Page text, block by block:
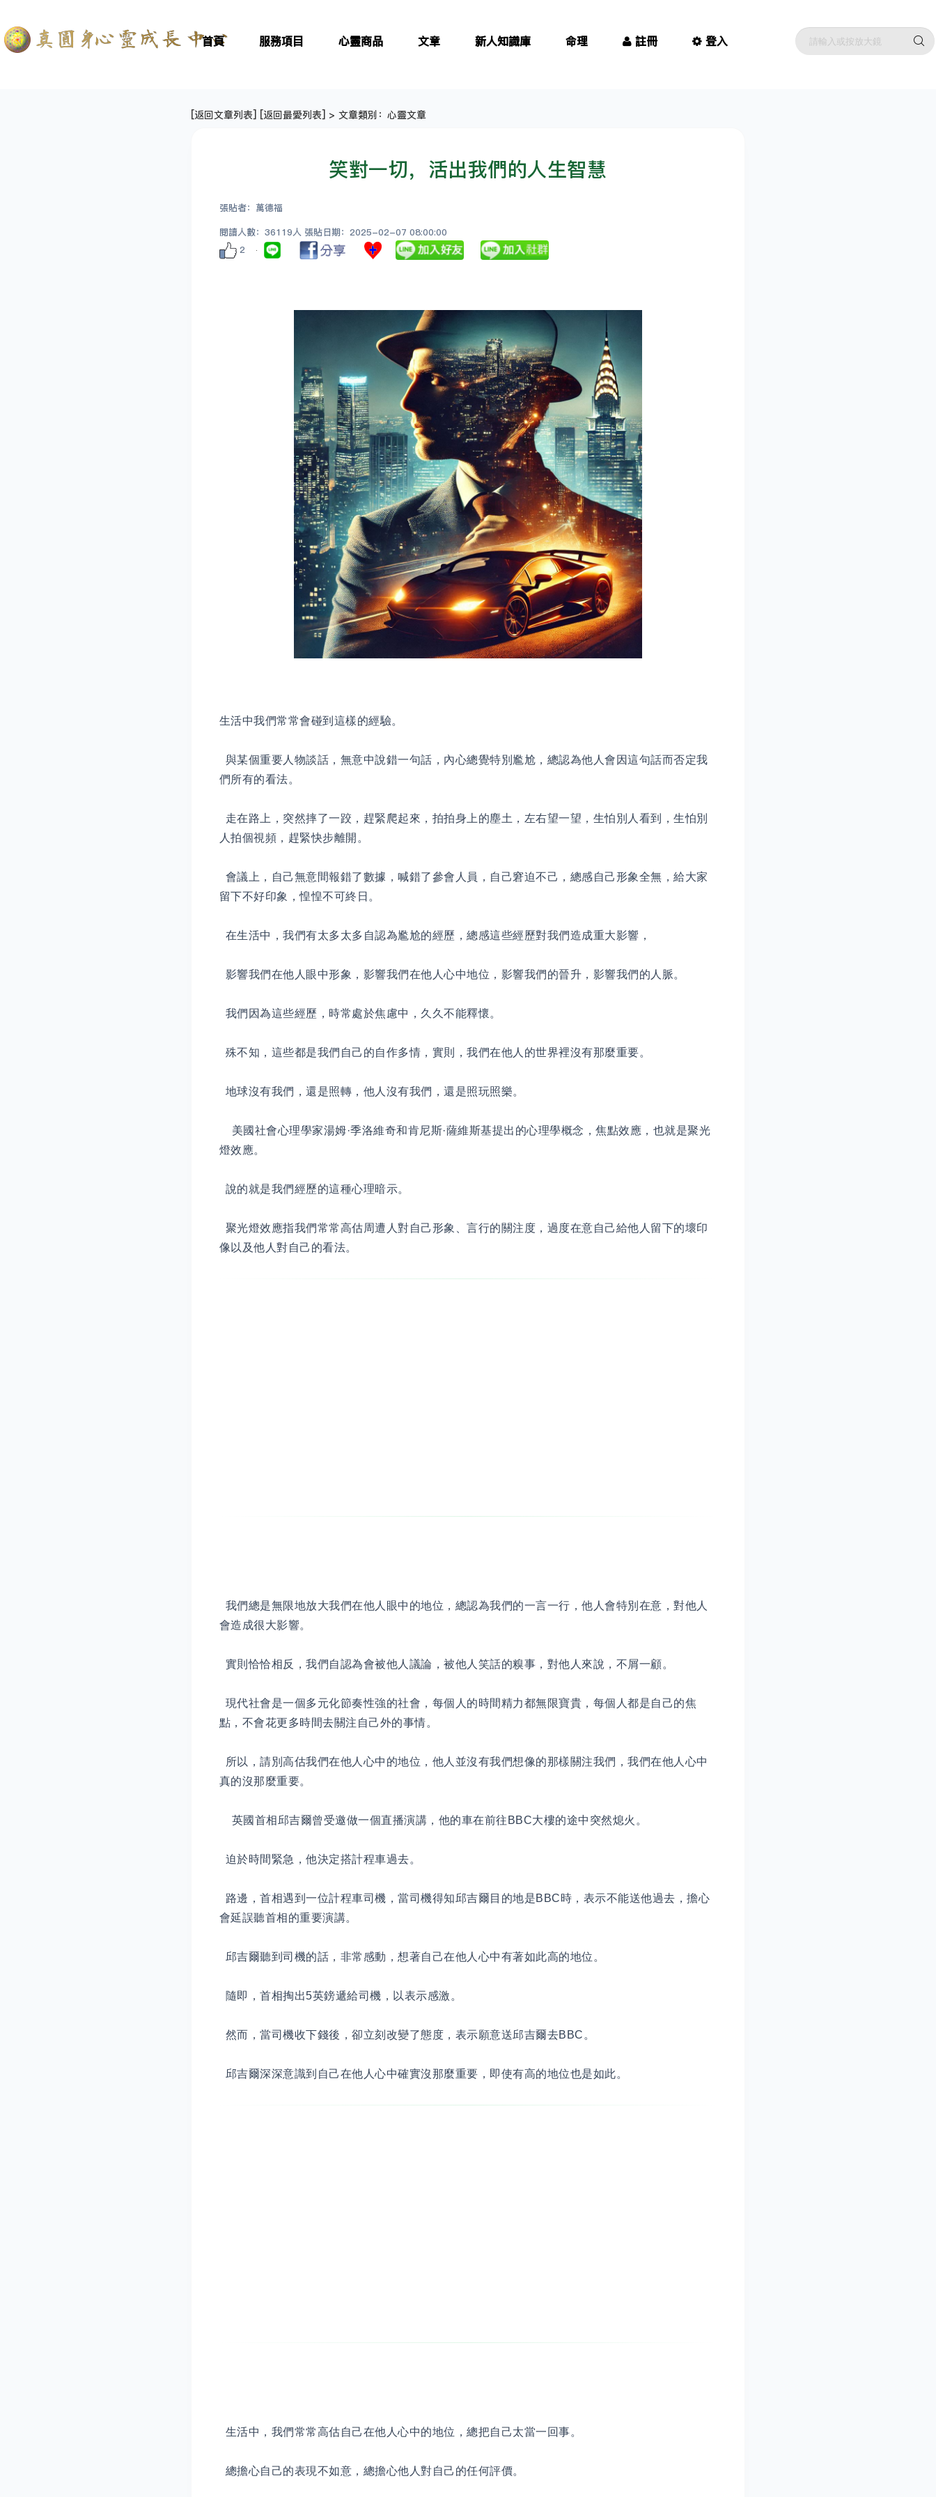
首頁 服務項目 心靈商品 文章 新人知識庫 命理 註冊 登入
[返回文章列表] [返回最愛列表] > 文章類別：心靈文章
笑對一切，活出我們的人生智慧
張貼者：萬德福
閱讀人數：36119人 張貼日期：2025-02-07 08:00:00
2
生活中我們常常會碰到這樣的經驗。
與某個重要人物談話，無意中說錯一句話，內心總覺特別尷尬，總認為他人會因這句話而否定我
們所有的看法。
走在路上，突然摔了一跤，趕緊爬起來，拍拍身上的塵土，左右望一望，生怕別人看到，生怕別
人拍個視頻，趕緊快步離開。
會議上，自己無意間報錯了數據，喊錯了參會人員，自己窘迫不己，總感自己形象全無，給大家
留下不好印象，惶惶不可終日。
在生活中，我們有太多太多自認為尷尬的經歷，總感這些經歷對我們造成重大影響，
影響我們在他人眼中形象，影響我們在他人心中地位，影響我們的晉升，影響我們的人脈。
我們因為這些經歷，時常處於焦慮中，久久不能釋懷。
殊不知，這些都是我們自己的自作多情，實則，我們在他人的世界裡沒有那麼重要。
地球沒有我們，還是照轉，他人沒有我們，還是照玩照樂。
美國社會心理學家湯姆·季洛維奇和肯尼斯·薩維斯基提出的心理學概念，焦點效應，也就是聚光
燈效應。
說的就是我們經歷的這種心理暗示。
聚光燈效應指我們常常高估周遭人對自己形象、言行的關注度，過度在意自己給他人留下的壞印
像以及他人對自己的看法。
我們總是無限地放大我們在他人眼中的地位，總認為我們的一言一行，他人會特別在意，對他人
會造成很大影響。
實則恰恰相反，我們自認為會被他人議論，被他人笑話的糗事，對他人來說，不屑一顧。
現代社會是一個多元化節奏性強的社會，每個人的時間精力都無限寶貴，每個人都是自己的焦
點，不會花更多時間去關注自己外的事情。
所以，請別高估我們在他人心中的地位，他人並沒有我們想像的那樣關注我們，我們在他人心中
真的沒那麼重要。
英國首相邱吉爾曾受邀做一個直播演講，他的車在前往BBC大樓的途中突然熄火。
迫於時間緊急，他決定搭計程車過去。
路邊，首相遇到一位計程車司機，當司機得知邱吉爾目的地是BBC時，表示不能送他過去，擔心
會延誤聽首相的重要演講。
邱吉爾聽到司機的話，非常感動，想著自己在他人心中有著如此高的地位。
隨即，首相掏出5英鎊遞給司機，以表示感激。
然而，當司機收下錢後，卻立刻改變了態度，表示願意送邱吉爾去BBC。
邱吉爾深深意識到自己在他人心中確實沒那麼重要，即使有高的地位也是如此。
生活中，我們常常高估自己在他人心中的地位，總把自己太當一回事。
總擔心自己的表現不如意，總擔心他人對自己的任何評價。